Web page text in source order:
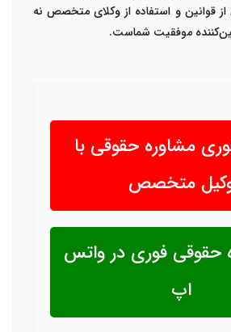
از قوانین و استفاده از وکلای متخصص نه
موفقیت شماست.
مشاوره حقوقی با
متخصص
حقوقی فوری در واتس
اپ